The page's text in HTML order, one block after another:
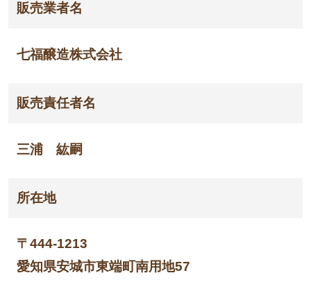
販売業者名
七福醸造株式会社
販売責任者名
三浦 紘嗣
所在地
〒444-1213
愛知県安城市東端町南用地57